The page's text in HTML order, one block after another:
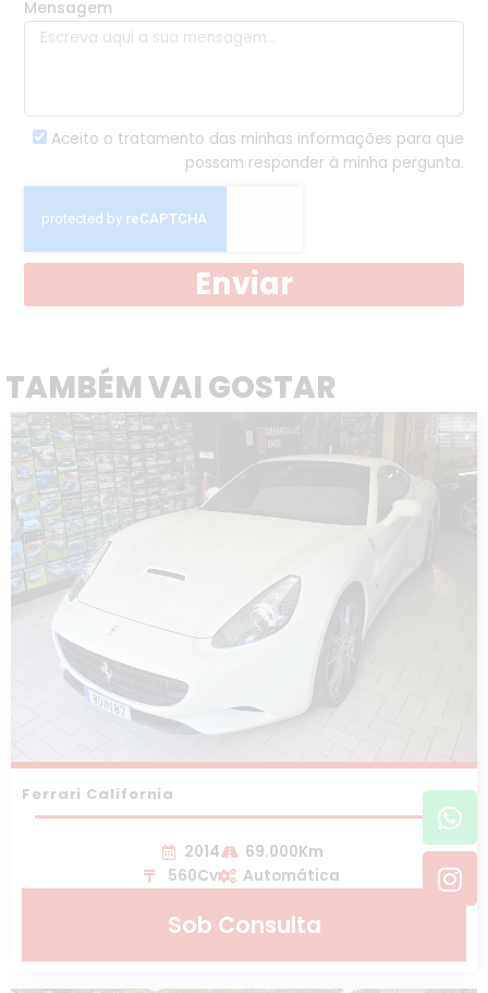
Mensagem
Aceito o tratamento das minhas informações para que
possam responder à minha pergunta.
Enviar
TAMBÉM VAI GOSTAR
Ferrari California
2014
69.000Km
560Cv
Automática
Sob Consulta